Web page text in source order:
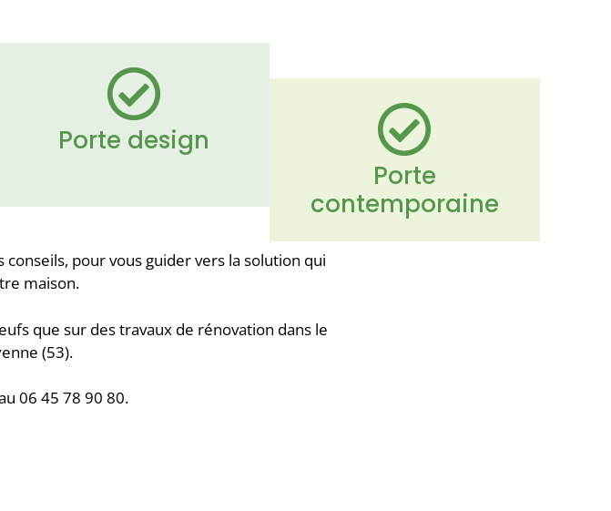
Porte design
Porte
contemporaine
pour vous guider vers la solution qui
maison.
que sur des travaux de rénovation dans le
(53).
06 45 78 90 80.